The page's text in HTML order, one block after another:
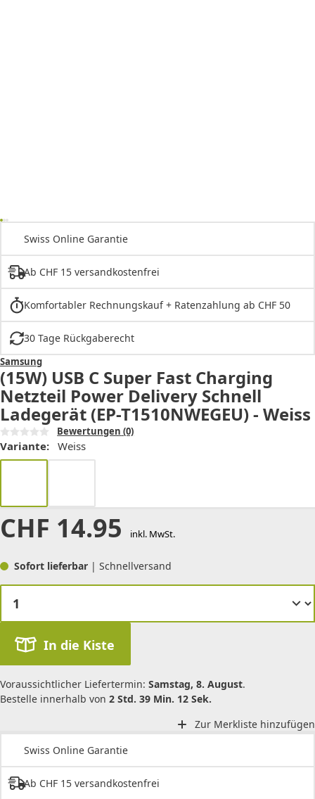
Swiss Online Garantie
Ab CHF 15 versandkostenfrei
Komfortabler Rechnungskauf + Ratenzahlung ab CHF 50
30 Tage Rückgaberecht
Samsung
(15W) USB C Super Fast Charging
Netzteil Power Delivery Schnell
Ladegerät (EP-T1510NWEGEU) - Weiss
Bewertungen (0)
Variante: Weiss
CHF 14.95 inkl. MwSt.
Sofort lieferbar | Schnellversand
In die Kiste
Voraussichtlicher Liefertermin: Samstag, 8. August.
Bestelle innerhalb von 2 Std. 39 Min. 12 Sek.
Zur Merkliste hinzufügen
Swiss Online Garantie
Ab CHF 15 versandkostenfrei